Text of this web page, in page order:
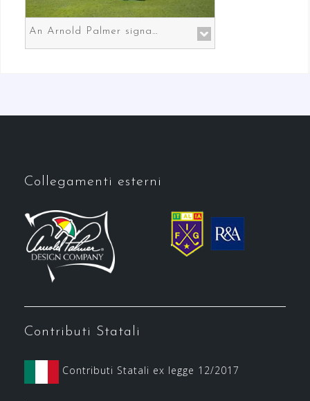
An Arnold Palmer signature course in Prato the gateway to Florence
Collegamenti esterni
Contributi Statali
Contributi Statali ex legge 12/2017